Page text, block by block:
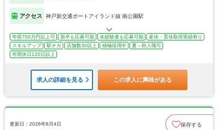
アクセス 神戸新交通ポートアイランド線 南公園駅
年収700万円以上可 新卒も応募可能 未経験者も応募可能
産休・育休取得実績有り
スキルアップ
駅チカ 店舗数30以上 積極採用中
夏～秋入職可
年間休日120日以上
求人の詳細を見る この求人に興味がある
更新日：2026年8月4日 保存する